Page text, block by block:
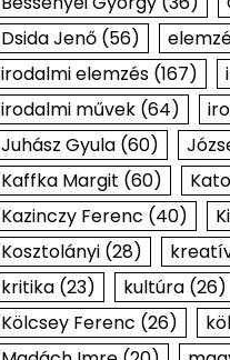
Dsida Jenő(56)
irodalmi elemzés(167)
irodalmi művek(64)
Juhász Gyula(60)
Kaffka Margit (60)
Kazinczy Ferenc (40)
Kosztolányi(28)
kritika(23) kultúra(26)
Kölcsey Ferenc (26)